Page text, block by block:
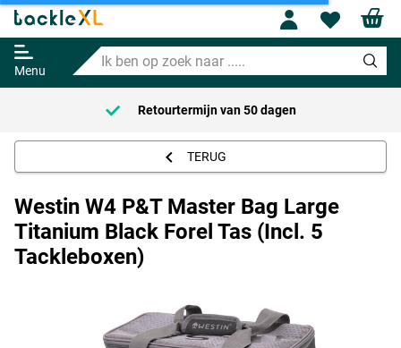
Menu
Ik
ben
op
zoek
naar
Profile
Westin W4 P&T Master Bag Large
Titanium Black Forel Tas (Incl. 5
Tackleboxen)
159.95
Retourtermijn van 50 dagen
TERUG
Westin W4 P&T Master Bag Large
Titanium Black Forel Tas (Incl. 5
Tackleboxen)